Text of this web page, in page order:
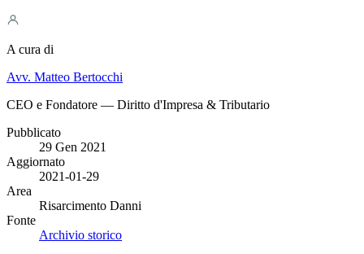
A cura di
Avv. Matteo Bertocchi
CEO e Fondatore — Diritto d'Impresa & Tributario
Pubblicato
29 Gen 2021
Aggiornato
2021-01-29
Area
Risarcimento Danni
Fonte
Archivio storico